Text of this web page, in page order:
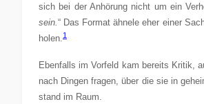
sich bei der Anhörung nicht um ein
sein. “ Das Format ähnele eher einer
holen. 1
Ebenfalls im Vorfeld kam bereits Kritik,
nach Dingen fragen, über die sie in
stand im Raum.